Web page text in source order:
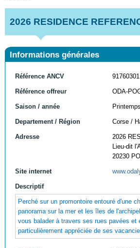
2026 RESIDENCE
Informations générales
Référence ANCV 91760301
Référence offreur ODA-
Saison / année
Departement / Région Corse /
Adresse
2026
Lieu-dit
20230
Site internet
Descriptif
Perché sur un promontoire entouré d'une
panorama sur la mer et les îles de
vous balader à travers ses rues pavées
particulièrement appréciée de ses